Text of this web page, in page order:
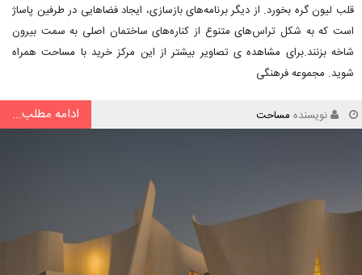
قلب لیون گره بخورد. از دیگر برنامه‌های بازسازی، ایجاد فضاهایی در طرفین پاساژ
است که به شکل تراس‌های متنوع از کناره‌های ساختمان اصلی به سمت بیرون
شاخه بزنند.برای مشاهده ی تصاویر بیشتر از این مرکز خرید با مساحت همراه
شوید. مجموعه فرهنگی
نویسنده مساحت ادامه مطلب...